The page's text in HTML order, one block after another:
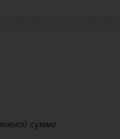
сумме